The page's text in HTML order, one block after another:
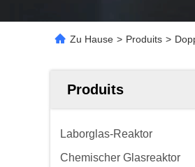
Zu Hause > Produits >
Produits
Laborglas-Reaktor
Chemischer Glasreaktor